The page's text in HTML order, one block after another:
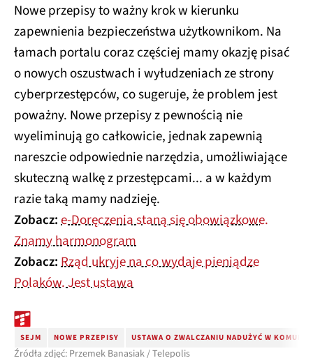
Nowe przepisy to ważny krok w kierunku
zapewnienia bezpieczeństwa użytkownikom. Na
łamach portalu coraz częściej mamy okazję pisać
o nowych oszustwach i wyłudzeniach ze strony
cyberprzestępców, co sugeruje, że problem jest
poważny. Nowe przepisy z pewnością nie
wyeliminują go całkowicie, jednak zapewnią
nareszcie odpowiednie narzędzia, umożliwiające
skuteczną walkę z przestępcami... a w każdym
razie taką mamy nadzieję.
Zobacz:e-Doręczenia staną się obowiązkowe.
Znamy harmonogram
Zobacz:Rząd ukryje na co wydaje pieniądze
Polaków. Jest ustawa
SEJM NOWE PRZEPISY USTAWA O ZWALCZANIU NADUŻYĆ W
Źródła zdjęć: Przemek Banasiak / Telepolis